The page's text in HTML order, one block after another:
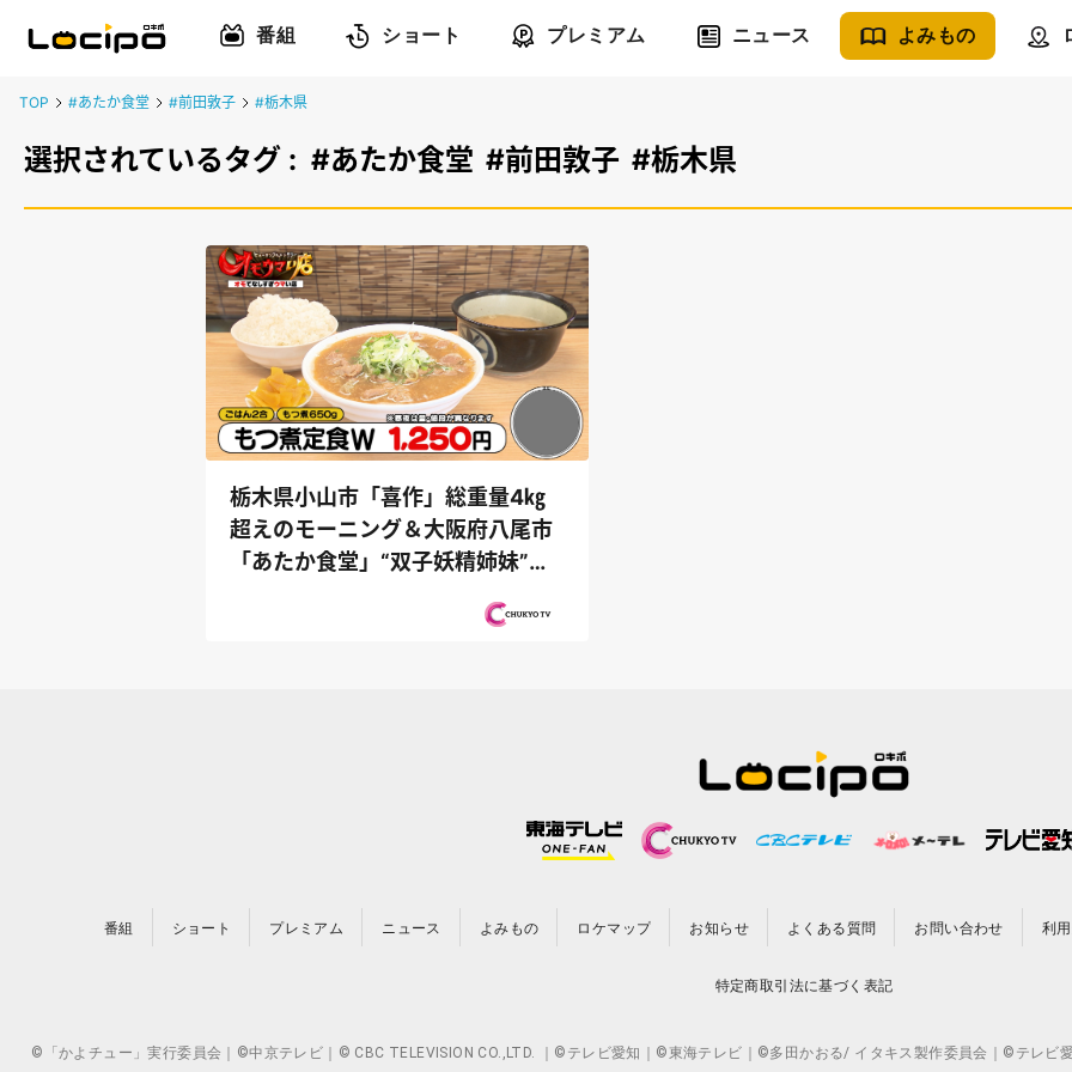
番組 ショート プレミアム ニュース よみもの
TOP #あたか食堂 #前田敦子 #栃木県
選択されているタグ : #あたか食堂 #前田敦子 #栃木県
栃木県小山市「喜作」総重量4㎏
超えのモーニング＆大阪府八尾市
「あたか食堂」“双子妖精姉妹”が
番組 ショート プレミアム ニュース よみもの ロケマップ お知らせ よくある質問 お問い合わせ 利
特定商取引法に基づく表記
©「かよチュー」実行委員会｜©中京テレビ｜© CBC TELEVISION CO.,LTD. ｜©テレビ愛知｜©東海テレビ｜©多田かおる/ イタキス製作委員会｜©テレビ